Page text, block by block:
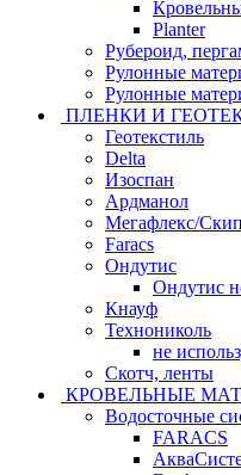
Planter
Рубероид,
Рулонные
Рулонные
ПЛЕНКИ И
Геотекстиль
Delta
Изоспан
Ардманол
Мегафлекс/
Faracs
Ондутис
Ондутис
Кнауф
Технониколь
не
Скотч, ленты
КРОВЕЛЬНЫЕ
Водосточные
FARACS